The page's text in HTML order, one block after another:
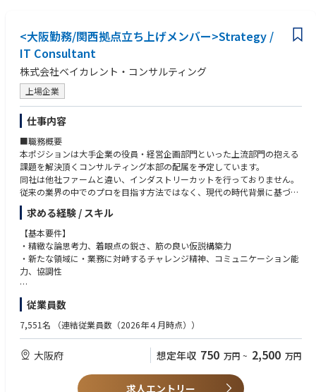
・上記取組により多くの方が、SEからITコンへのキャリアチェンジ、ITコ
ンから戦略コンへのキャリアチェンジに成功しています。
■育成/研修
・ベイカレントの発展のためには、プロフェッショナルな人財を育成して
いくことが重要であると考えています。
・このため、各階層に応じて体系立てた各種カリキュラム、社内/外部研
修会やトレーニングを準備しております。
ルリーダー集団の育成に注力しています。
■コンサルティング案件のご紹介（一例）
・大手電機メーカーの全社基幹システム導入
・大手美容機器メーカーの全面的な基幹業務の改革・基幹システムの統合
・大手スポーツ用品メーカーの基幹システム刷新
・大手自動車メーカーの品質管理プロセス強化のためのシステム基盤構築
・大手音響機器メーカーのKPI設計～CRMのグローバル導入
・大手エネルギー企業の代理店ポータルのアジャイル開発(構築～導入ま
で)
・大手自動車OEMのAIモデル及びデータ基盤の導入(構想～実装まで)
・大手自動車OEMの効率化・高度化を目的としたAIモデル・データ基盤構
築の支援
・大手製薬会社の全領域(R＆D、営業、オペレーション)のAI活用構想策定
■プロフェッショナルとしてのキャリアをサポート
グロービングでは、社員のスキル/マインド向上のため、下記コンテンツ
を実施しています。
・全社トレーニング：シニアパートナー、各インダストリーメンバーから
の講義
・Enjoy Working Session：仕事を楽しむためのコミュニケーションをチー
ムで実施
・カウンセラーとの1on1
その他リーダーシップ研修や全社ワークショップなど、圧倒的な成長スピ
ードを支える様々な研修プログラムをご用意しております。
また、コンサルタントとしてのキャリアアップだけでなく、自社ビジネス
の立ち上げや経営に関わるチャンスも豊富です。
多様な成長や活躍の機会が用意されており、個々の希望に応じたキャリア
パスを追求できます。
【求める人物像】
・業界に捉われず、社会課題やトレンドを抑えたHot Topicテーマに携わ
りたい方
・志のある方、意義ある仕事を楽しめる方
・スタートアップでの事業成長に携わりたい方、アントレプレナーを目指
す方
(将来の事業家・起業家・経営者を目指したい方)
・知的好奇心・知的タフネスがあり、自ら積極的に物事を推進/自己研鑽
できる方
<大阪勤務/関西拠点立ち上げメンバー>Strategy /
IT Consultant
株式会社ベイカレント・コンサルティング
上場企業
仕事内容
■職務概要
本ポジションは大手企業の役員・経営企画部門といった上流部門の抱える
課題を解決頂くコンサルティング本部の配属を予定しています。
同社は他社ファームと違い、インダストリーカットを行っておりません。
従来の業界の中でのプロを目指す方法ではなく、現代の時代背景に基づ
き、他業界を知っているからこそ出来るコンサルティングを行うことで他
社と差別化を図ってます。他社にはない1pool制による幅広い経験と高い
年収水準も同社の魅力の1つです。
＜職務詳細＞
・各業界のリーディングカンパニーを中心としたクライアントの経営課
題/業務課題に対する分析、及びマネジメント向けレポート作成
ンスフォーメーション等
・戦略/業務/ITについての専門知識を活かした課題解決や新規サービス企
画/事業戦略の策定支援
・各インダストリーのPMO案件に従事
・銀行：生成AIの全社導入戦略策定および導入検討
求める経験 / スキル
【基本要件】
・精緻な論思考力、着眼点の鋭さ、筋の良い仮説構築力
・新たな領域に・業務に対峙するチャレンジ精神、コミュニケーション能
力、協調性
【望まれる経験】
・事業会社の経営企画、営業企画などの実務経験
・事業戦略策定、マーケティング戦略、新サービス企画の経験
・総合コンサルティングファーム、SIerにてIT/業務領域の課題解決プロジ
ェクト経験
従業員数
7,551名 （連結従業員数（2026年４月時点））
大阪府 想定年収 750 万円 ~ 2,500 万円
求人エントリー